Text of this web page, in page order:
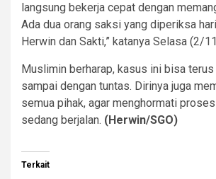
langsung bekerja cepat dengan
Ada dua orang saksi yang diperiksa
Herwin dan Sakti,” katanya Selasa (2/
Muslimin berharap, kasus ini bisa terus
sampai dengan tuntas. Dirinya juga
semua pihak, agar menghormati
sedang berjalan. (Herwin/SGO)
Terkait